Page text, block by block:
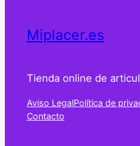
Miplacer.es
Tienda online de
Aviso LegalPolítica de
Contacto